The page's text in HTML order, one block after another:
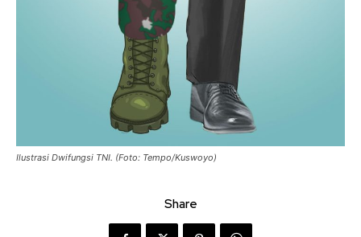
Ilustrasi Dwifungsi TNI. (Foto: Tempo/Kuswoyo)
Share